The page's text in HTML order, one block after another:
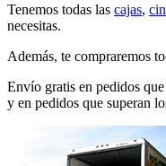
Tenemos todas las cajas,
necesitas.
Además, te compraremos
Envío gratis en pedidos
y en pedidos que superan